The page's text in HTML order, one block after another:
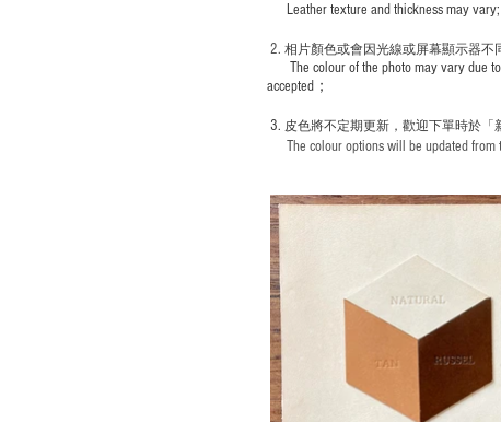
Leather texture and thickness may vary;
2. 相片顏色或會因光線或屏幕顯示器不
The colour of the photo may vary due
accepted；
3. 皮色將不定期更新，歡迎下單時於「
The colour options will be updated from